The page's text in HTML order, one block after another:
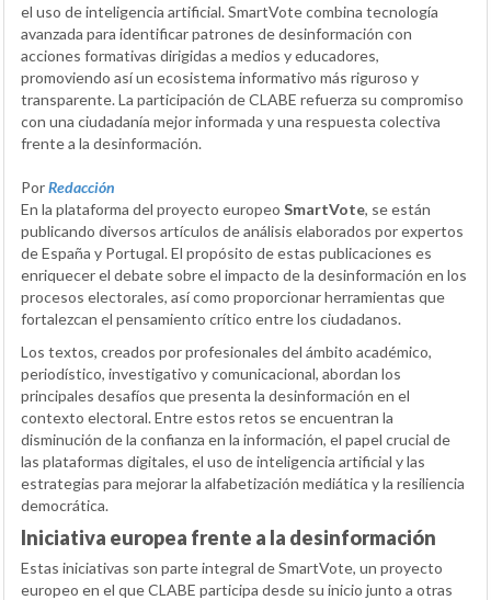
el uso de inteligencia artificial. SmartVote combina tecnología
avanzada para identificar patrones de desinformación con
acciones formativas dirigidas a medios y educadores,
promoviendo así un ecosistema informativo más riguroso y
transparente. La participación de CLABE refuerza su compromiso
con una ciudadanía mejor informada y una respuesta colectiva
frente a la desinformación.
PorRedacción
En la plataforma del proyecto europeo SmartVote, se están
publicando diversos artículos de análisis elaborados por expertos
de España y Portugal. El propósito de estas publicaciones es
enriquecer el debate sobre el impacto de la desinformación en los
procesos electorales, así como proporcionar herramientas que
fortalezcan el pensamiento crítico entre los ciudadanos.
Los textos, creados por profesionales del ámbito académico,
periodístico, investigativo y comunicacional, abordan los
principales desafíos que presenta la desinformación en el
contexto electoral. Entre estos retos se encuentran la
disminución de la confianza en la información, el papel crucial de
las plataformas digitales, el uso de inteligencia artificial y las
estrategias para mejorar la alfabetización mediática y la resiliencia
democrática.
Iniciativa europea frente a la desinformación
Estas iniciativas son parte integral de SmartVote, un proyecto
europeo en el que CLABE participa desde su inicio junto a otras